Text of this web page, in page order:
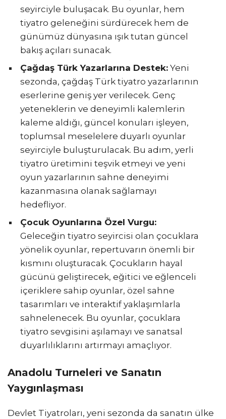
seyirciyle buluşacak. Bu oyunlar, hem
tiyatro geleneğini sürdürecek hem de
günümüz dünyasına ışık tutan güncel
bakış açıları sunacak.
Çağdaş Türk Yazarlarına Destek: Yeni
sezonda, çağdaş Türk tiyatro yazarlarının
eserlerine geniş yer verilecek. Genç
yeteneklerin ve deneyimli kalemlerin
kaleme aldığı, güncel konuları işleyen,
toplumsal meselelere duyarlı oyunlar
seyirciyle buluşturulacak. Bu adım, yerli
tiyatro üretimini teşvik etmeyi ve yeni
oyun yazarlarının sahne deneyimi
kazanmasına olanak sağlamayı
hedefliyor.
Çocuk Oyunlarına Özel Vurgu:
Geleceğin tiyatro seyircisi olan çocuklara
yönelik oyunlar, repertuvarın önemli bir
kısmını oluşturacak. Çocukların hayal
gücünü geliştirecek, eğitici ve eğlenceli
içeriklere sahip oyunlar, özel sahne
tasarımları ve interaktif yaklaşımlarla
sahnelenecek. Bu oyunlar, çocuklara
tiyatro sevgisini aşılamayı ve sanatsal
duyarlılıklarını artırmayı amaçlıyor.
Anadolu Turneleri ve Sanatın
Yaygınlaşması
Devlet Tiyatroları, yeni sezonda da sanatın ülke